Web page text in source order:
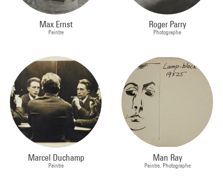
Max Ernst
Peintre
Roger Parry
Photographe
Marcel Duchamp
Peintre
Man Ray
Peintre, Photographe